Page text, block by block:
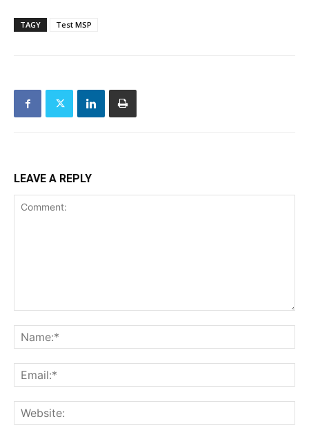
TAGY Test MSP
LEAVE A REPLY